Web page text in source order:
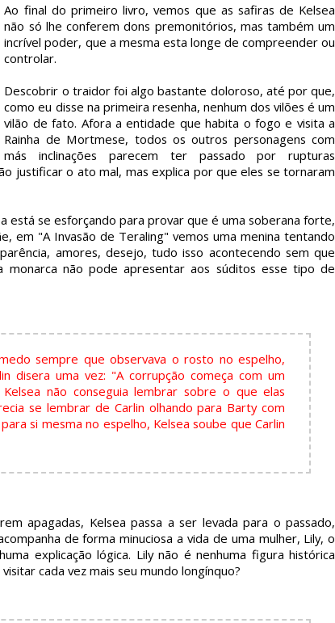
Ao final do primeiro livro, vemos que as safiras de Kelsea
não só lhe conferem dons premonitórios, mas também um
incrível poder, que a mesma esta longe de compreender ou
controlar.
Descobrir o traidor foi algo bastante doloroso, até por que,
como eu disse na primeira resenha, nenhum dos vilões é um
vilão de fato. Afora a entidade que habita o fogo e visita a
Rainha de Mortmese, todos os outros personagens com
más inclinações parecem ter passado por rupturas
justificar o ato mal, mas explica por que eles se tornaram
está se esforçando para provar que é uma soberana forte,
em "A Invasão de Teraling" vemos uma menina tentando
amores, desejo, tudo isso acontecendo sem que
monarca não pode apresentar aos súditos esse tipo de
sempre que observava o rosto no espelho,
disera uma vez: "A corrupção começa com um
não conseguia lembrar sobre o que elas
se lembrar de Carlin olhando para Barty com
si mesma no espelho, Kelsea soube que Carlin
apagadas, Kelsea passa a ser levada para o passado,
de forma minuciosa a vida de uma mulher, Lily, o
explicação lógica. Lily não é nenhuma figura histórica
cada vez mais seu mundo longínquo?